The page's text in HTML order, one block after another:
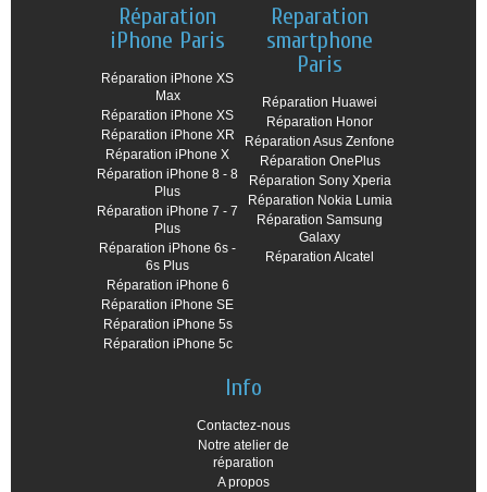
Réparation
iPhone Paris
Réparation iPhone XS
Max
Réparation iPhone XS
Réparation iPhone XR
Réparation iPhone X
Réparation iPhone 8 - 8
Plus
Réparation iPhone 7 - 7
Plus
Réparation iPhone 6s -
6s Plus
Réparation iPhone 6
Réparation iPhone SE
Réparation iPhone 5s
Réparation iPhone 5c
Reparation
smartphone
Paris
Réparation Huawei
Réparation Honor
Réparation Asus Zenfone
Réparation OnePlus
Réparation Sony Xperia
Réparation Nokia Lumia
Réparation Samsung
Galaxy
Réparation Alcatel
Info
Contactez-nous
Notre atelier de
réparation
A propos